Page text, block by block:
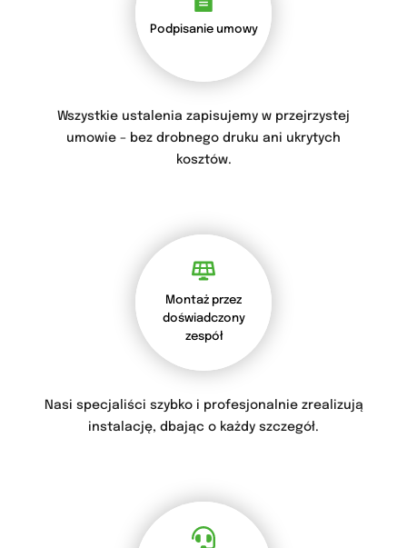
Podpisanie umowy
Wszystkie ustalenia zapisujemy w przejrzystej
umowie – bez drobnego druku ani ukrytych
kosztów.
Montaż przez
doświadczony
zespół
Nasi specjaliści szybko i profesjonalnie zrealizują
instalację, dbając o każdy szczegół.